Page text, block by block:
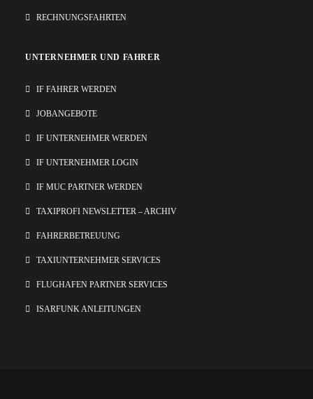
RECHNUNGSFAHRTEN
UNTERNEHMER UND FAHRER
IF FAHRER WERDEN
JOBANGEBOTE
IF UNTERNEHMER WERDEN
IF UNTERNEHMER LOGIN
IF MUC PARTNER WERDEN
TAXIPROFI NEWSLETTER – ARCHIV
FAHRERBETREUUNG
TAXIUNTERNEHMER SERVICES
FLUGHAFEN PARTNER SERVICES
ISARFUNK ANLEITUNGEN